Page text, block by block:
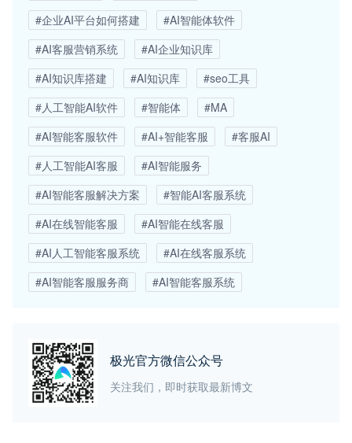
#企业AI平台如何搭建
#AI智能体软件
#AI客服营销系统
#AI企业知识库
#AI知识库搭建
#AI知识库
#seo工具
#人工智能AI软件
#智能体
#MA
#AI智能客服软件
#AI+智能客服
#客服AI
#人工智能AI客服
#AI智能服务
#AI智能客服解决方案
#智能AI客服系统
#AI在线智能客服
#AI智能在线客服
#AI人工智能客服系统
#AI在线客服系统
#AI智能客服服务商
#AI智能客服系统
极光官方微信公众号
关注我们，即时获取最新博文